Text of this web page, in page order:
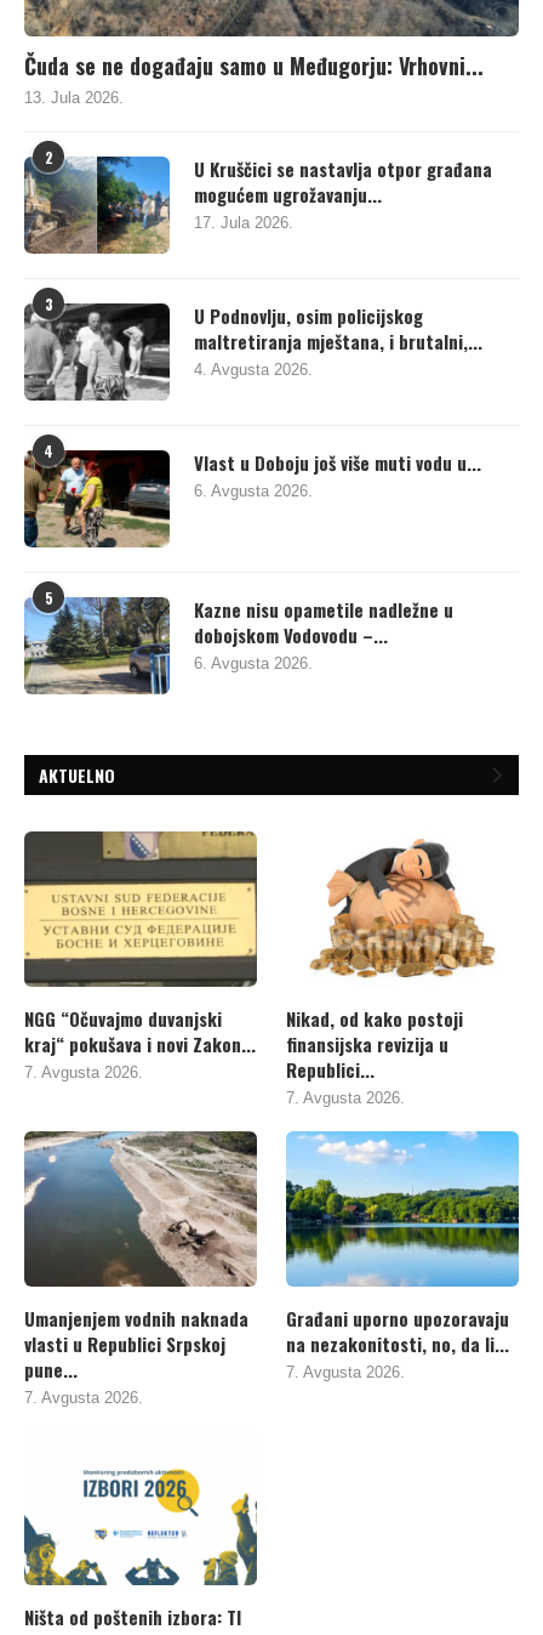
Čuda se ne događaju samo u Međugorju: Vrhovni...
13. Jula 2026.
2
U Kruščici se nastavlja otpor građana
mogućem ugrožavanju...
17. Jula 2026.
3
U Podnovlju, osim policijskog
maltretiranja mještana, i brutalni,...
4. Avgusta 2026.
4 Vlast u Doboju još više muti vodu u...
6. Avgusta 2026.
5
Kazne nisu opametile nadležne u
dobojskom Vodovodu –...
6. Avgusta 2026.
AKTUELNO
NGG “Očuvajmo duvanjski
kraj“ pokušava i novi Zakon...
7. Avgusta 2026.
Nikad, od kako postoji
finansijska revizija u
Republici...
7. Avgusta 2026.
Umanjenjem vodnih naknada
vlasti u Republici Srpskoj
pune...
7. Avgusta 2026.
Građani uporno upozoravaju
na nezakonitosti, no, da li...
7. Avgusta 2026.
Ništa od poštenih izbora: TI